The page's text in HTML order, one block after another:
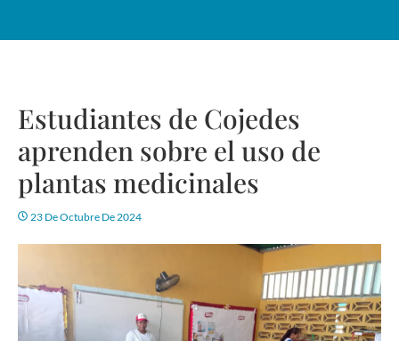
Estudiantes de Cojedes
aprenden sobre el uso de
plantas medicinales
23 De Octubre De 2024